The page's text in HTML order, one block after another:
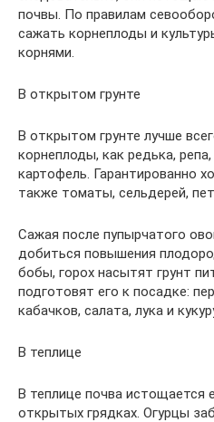
почвы. По правилам
сажать корнеплоды и
корнями.
В открытом грунте
В открытом грунте лучше
корнеплоды, как редька,
картофель. Гарантированно
также томаты, сельдерей,
Сажая после пупырчатого
добиться повышения
бобы, горох насытят грунт
подготовят его к посадке:
кабачков, салата, лука и
В теплице
В теплице почва истощается
открытых грядках. Огурцы